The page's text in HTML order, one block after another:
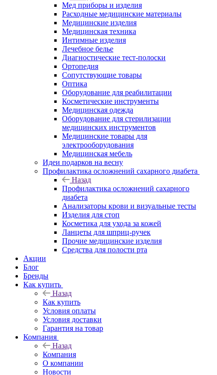
Мед приборы и изделия
Расходные медицинские материалы
Медицинские изделия
Медицинская техника
Интимные изделия
Лечебное белье
Диагностические тест-полоски
Ортопедия
Сопутствующие товары
Оптика
Оборудование для реабилитации
Косметические инструменты
Медицинская одежда
Оборудование для стерилизации
медицинских инструментов
Медицинские товары для
электрооборудования
Медицинская мебель
Идеи подарков на весну
Профилактика осложнений сахарного диабета
Назад
Профилактика осложнений сахарного
диабета
Анализаторы крови и визуальные тесты
Изделия для стоп
Косметика для ухода за кожей
Ланцеты для шприц-ручек
Прочие медицинские изделия
Средства для полости рта
Акции
Блог
Бренды
Как купить
Назад
Как купить
Условия оплаты
Условия доставки
Гарантия на товар
Компания
Назад
Компания
О компании
Новости